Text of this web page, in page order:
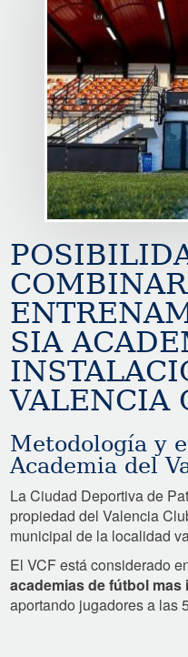
COMBINAR
SIA
VALENCIA
Metodología y
Academia del
La Ciudad Deportiva de
propiedad del Valencia
municipal de la localidad
El VCF está considerado
academias de fútbol
aportando jugadores a las